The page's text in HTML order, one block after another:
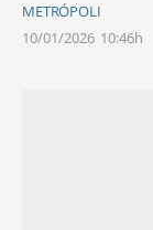
METRÓPOLI
10/01/2026 10:46h